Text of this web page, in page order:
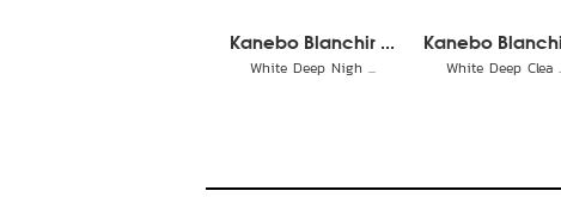
Kanebo Blanchir ...
White Deep Nigh ...
Kanebo
White Deep Clea